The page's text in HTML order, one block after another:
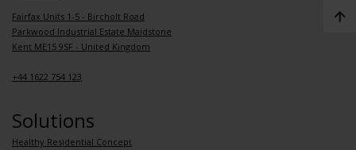
Fairfax Units 1-5 - Bircholt Road
Parkwood Industrial Estate Maidstone
Kent ME15 9SF - United Kingdom
+44 1622 754 123
Solutions
Healthy Residential Concept